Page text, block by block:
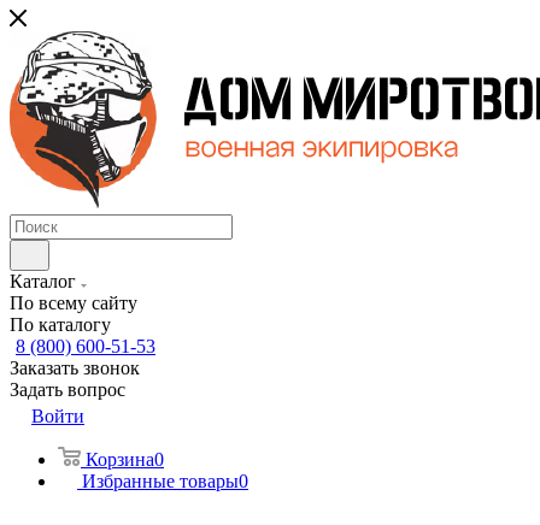
Каталог
По всему сайту
По каталогу
8 (800) 600-51-53
Заказать звонок
Задать вопрос
Войти
Корзина0
Избранные товары0